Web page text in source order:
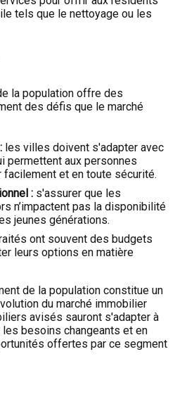
tels que le nettoyage ou les
la population offre des
des défis que le marché
les villes doivent s'adapter avec
permettent aux personnes
et en toute sécurité.
: s'assurer que les
n’impactent pas la disponibilité
jeunes générations.
ont souvent des budgets
leurs options en matière
de la population constitue un
du marché immobilier
avisés sauront s'adapter à
besoins changeants et en
offertes par ce segment